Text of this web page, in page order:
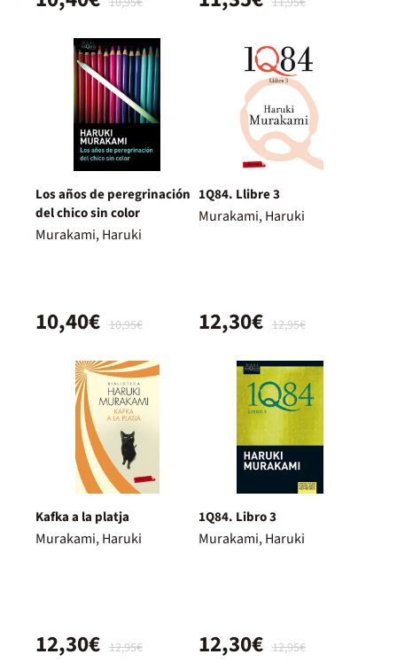
Los años de peregrinación
del chico sin color
Murakami, Haruki
10,95€
10,40€
1Q84. Llibre 3
Murakami, Haruki
12,95€
12,30€
Kafka a la platja
Murakami, Haruki
12,95€
12,30€
1Q84. Libro 3
Murakami, Haruki
12,95€
12,30€